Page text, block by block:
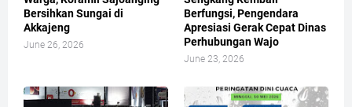
Bersihkan Sungai di
Akkajeng
June 26, 2026
Berfungsi, Pengendara
Apresiasi Gerak Cepat Dinas
Perhubungan Wajo
June 23, 2026